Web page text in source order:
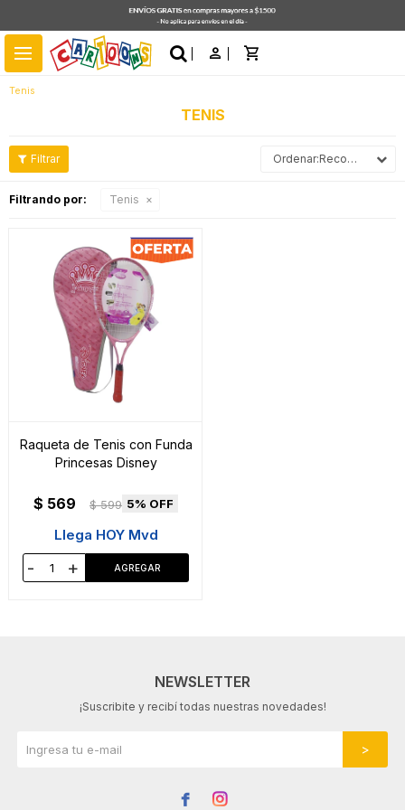
menu
Tenis
TENIS
Recomendados
Filtrando por: Tenis
Raqueta de Tenis con Funda
Princesas Disney
$ 569 $ 599 5
Llega HOY Mvd
- +
NEWSLETTER
¡Suscribite y recibí todas nuestras novedades!
 
close